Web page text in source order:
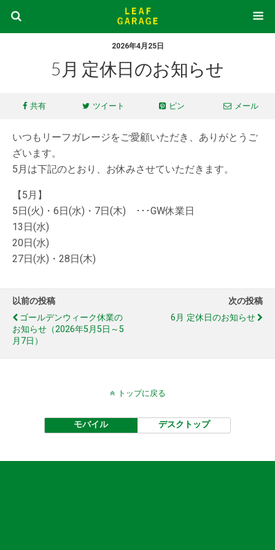
2026年4月25日
5月 定休日のお知らせ
共有 ツイート ピン メール
いつもリーフガレージをご愛顧いただき、ありがとうご
ざいます。
5月は下記のとおり、お休みさせていただきます。
【5月】
5日(火)・6日(水)・7日(木) ･･･GW休業日
13日(水)
20日(水)
27日(水)・28日(木)
以前の投稿
ゴールデンウィーク休業の
お知らせ（2026年5月5日～5
月7日）
次の投稿
6月 定休日のお知らせ
トップに戻る
モバイル デスクトップ